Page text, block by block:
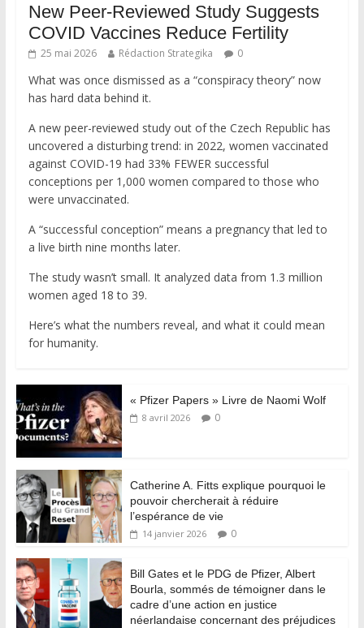
New Peer-Reviewed Study Suggests
COVID Vaccines Reduce Fertility
25 mai 2026 Rédaction Strategika 0
What was once dismissed as a “conspiracy theory” now
has hard data behind it.
A new peer-reviewed study out of the Czech Republic has
uncovered a disturbing trend: in 2022, women vaccinated
against COVID-19 had 33% FEWER successful
conceptions per 1,000 women compared to those who
were unvaccinated.
A “successful conception” means a pregnancy that led to
a live birth nine months later.
The study wasn’t small. It analyzed data from 1.3 million
women aged 18 to 39.
Here’s what the numbers reveal, and what it could mean
for humanity.
« Pfizer Papers » Livre de Naomi Wolf
8 avril 2026 0
Catherine A. Fitts explique pourquoi le
pouvoir chercherait à réduire
l’espérance de vie
14 janvier 2026 0
Bill Gates et le PDG de Pfizer, Albert
Bourla, sommés de témoigner dans le
cadre d’une action en justice
néerlandaise concernant des préjudices